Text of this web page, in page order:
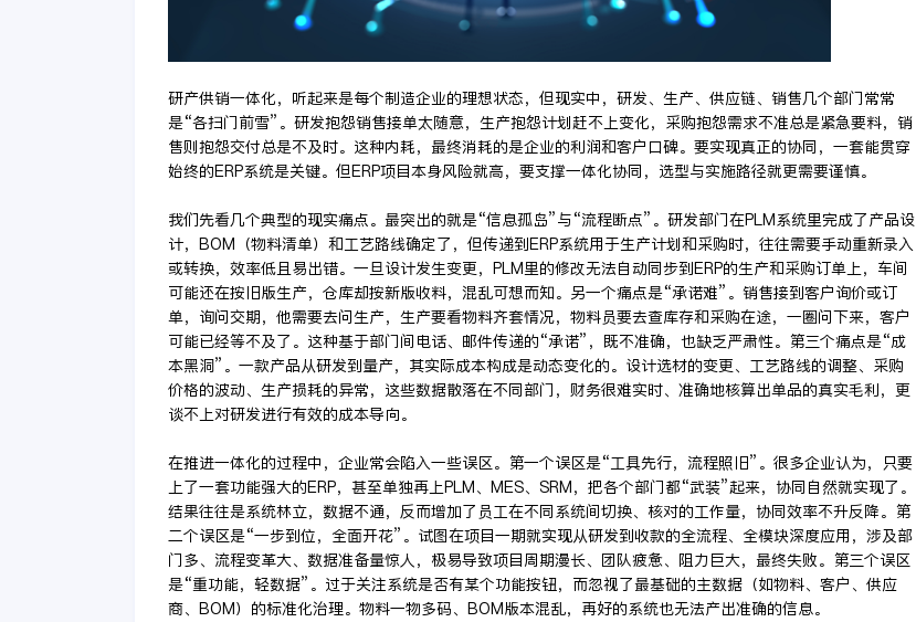
研产供销一体化，听起来是每个制造企业的理想状态，但现实中，研发、生产、供应链、销售几个部门常常
是“各扫门前雪”。研发抱怨销售接单太随意，生产抱怨计划赶不上变化，采购抱怨需求不准总是紧急要料，销
售则抱怨交付总是不及时。这种内耗，最终消耗的是企业的利润和客户口碑。要实现真正的协同，一套能贯穿
始终的ERP系统是关键。但ERP项目本身风险就高，要支撑一体化协同，选型与实施路径就更需要谨慎。
我们先看几个典型的现实痛点。最突出的就是“信息孤岛”与“流程断点”。研发部门在PLM系统里完成了产品设
计，BOM（物料清单）和工艺路线确定了，但传递到ERP系统用于生产计划和采购时，往往需要手动重新录入
或转换，效率低且易出错。一旦设计发生变更，PLM里的修改无法自动同步到ERP的生产和采购订单上，车间
可能还在按旧版生产，仓库却按新版收料，混乱可想而知。另一个痛点是“承诺难”。销售接到客户询价或订
单，询问交期，他需要去问生产，生产要看物料齐套情况，物料员要去查库存和采购在途，一圈问下来，客户
可能已经等不及了。这种基于部门间电话、邮件传递的“承诺”，既不准确，也缺乏严肃性。第三个痛点是“成
本黑洞”。一款产品从研发到量产，其实际成本构成是动态变化的。设计选材的变更、工艺路线的调整、采购
价格的波动、生产损耗的异常，这些数据散落在不同部门，财务很难实时、准确地核算出单品的真实毛利，更
谈不上对研发进行有效的成本导向。
在推进一体化的过程中，企业常会陷入一些误区。第一个误区是“工具先行，流程照旧”。很多企业认为，只要
上了一套功能强大的ERP，甚至单独再上PLM、MES、SRM，把各个部门都“武装”起来，协同自然就实现了。
结果往往是系统林立，数据不通，反而增加了员工在不同系统间切换、核对的工作量，协同效率不升反降。第
二个误区是“一步到位，全面开花”。试图在项目一期就实现从研发到收款的全流程、全模块深度应用，涉及部
门多、流程变革大、数据准备量惊人，极易导致项目周期漫长、团队疲惫、阻力巨大，最终失败。第三个误区
是“重功能，轻数据”。过于关注系统是否有某个功能按钮，而忽视了最基础的主数据（如物料、客户、供应
商、BOM）的标准化治理。物料一物多码、BOM版本混乱，再好的系统也无法产出准确的信息。